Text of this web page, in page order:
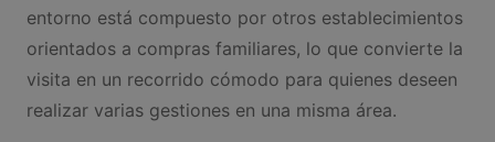
entorno está compuesto por otros establecimientos
orientados a compras familiares, lo que convierte la
visita en un recorrido cómodo para quienes deseen
realizar varias gestiones en una misma área.